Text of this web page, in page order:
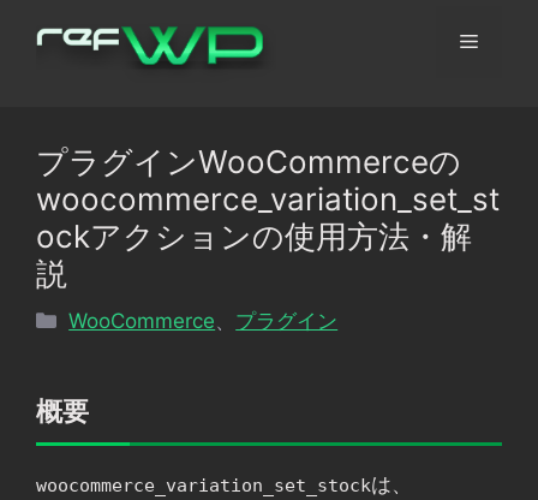
メ
ュ
プラグインWooCommerceの
woocommerce_variation_set_st
ockアクションの使用方法・解
説
カ
リ
WooCommerce プラグイン
概要
woocommerce_variation_set_stockは、